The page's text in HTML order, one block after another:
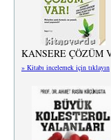
KANSERE ÇÖZÜM
» Kitabı incelemek için tıklayın